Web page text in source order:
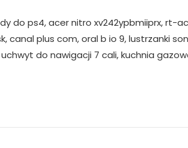
do ps4, acer nitro xv242ypbmiiprx, rt-
canal plus com, oral b io 9, lustrzanki
do nawigacji 7 cali, kuchnia